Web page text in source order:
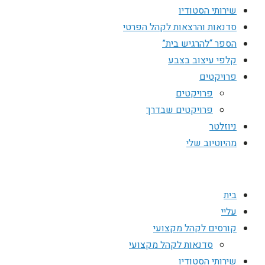
שירותי הסטודיו
סדנאות והרצאות לקהל הפרטי
הספר “להרגיש בית”
קלפי עיצוב בצבע
פרויקטים
פרויקטים
פרויקטים שבדרך
ניוזלטר
מהיוטיוב שלי
בית
עליי
קורסים לקהל מקצועי
סדנאות לקהל מקצועי
שירותי הסטודיו